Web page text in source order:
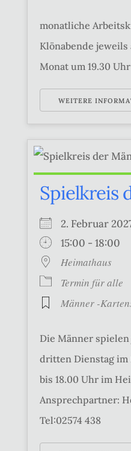
monatliche
Klönabende jeweils
Monat um 19.30 Uhr
WEITERE
Spielkreis
2. Februar
15:00 - 18:00
Heimathaus
Termin für alle
Männer -
Die Männer
dritten Dienstag im
bis 18.00 Uhr im
Ansprechpartner:
Tel:02574 438